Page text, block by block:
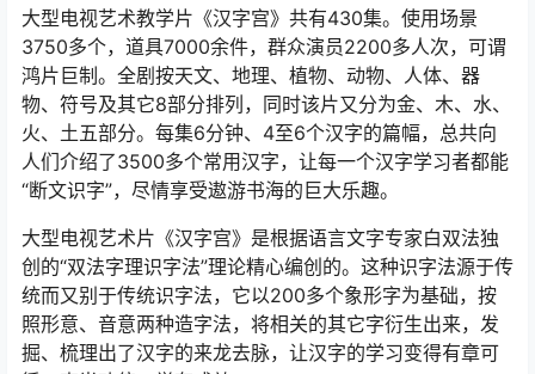
大型电视艺术教学片《汉字宫》共有430集。使用场景
3750多个，道具7000余件，群众演员2200多人次，可谓
鸿片巨制。全剧按天文、地理、植物、动物、人体、器
物、符号及其它8部分排列，同时该片又分为金、木、水、
火、土五部分。每集6分钟、4至6个汉字的篇幅，总共向
人们介绍了3500多个常用汉字，让每一个汉字学习者都能
“断文识字”，尽情享受遨游书海的巨大乐趣。
大型电视艺术片《汉字宫》是根据语言文字专家白双法独
创的“双法字理识字法”理论精心编创的。这种识字法源于传
统而又别于传统识字法，它以200多个象形字为基础，按
照形意、音意两种造字法，将相关的其它字衍生出来，发
掘、梳理出了汉字的来龙去脉，让汉字的学习变得有章可